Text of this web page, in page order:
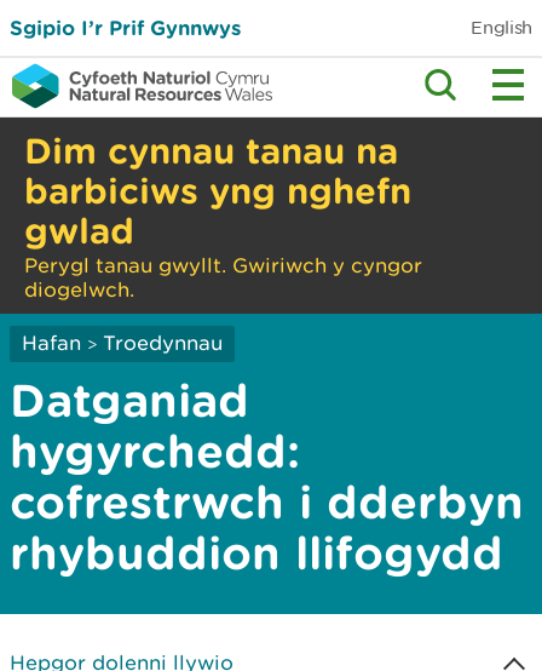
Sgipio I’r Prif Gynnwys English
Dim cynnau tanau na
barbiciws yng nghefn
gwlad
Perygl tanau gwyllt. Gwiriwch y cyngor
diogelwch.
Hafan > Troedynnau
Datganiad
hygyrchedd:
cofrestrwch i dderbyn
rhybuddion llifogydd
Hepgor dolenni llywio